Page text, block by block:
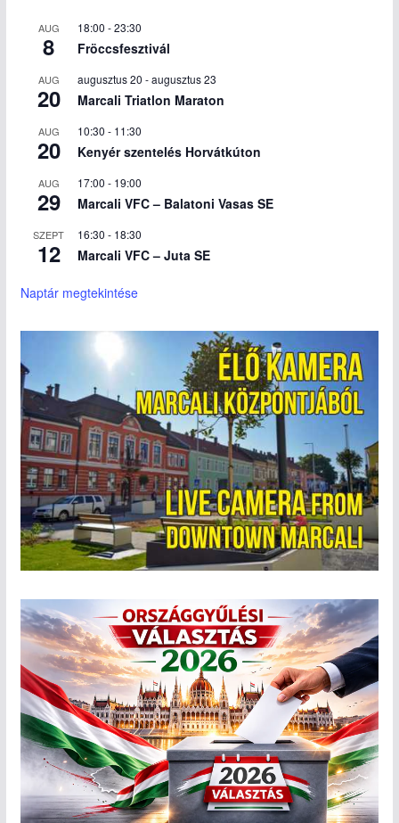
AUG
8
18:00 -23:30
Fröccsfesztivál
AUG
20
augusztus 20 -augusztus 23
Marcali Triatlon Maraton
AUG
20
10:30 - 11:30
Kenyér szentelés Horvátkúton
AUG
29
17:00 - 19:00
Marcali VFC – Balatoni Vasas SE
SZEPT
12
16:30 - 18:30
Marcali VFC – Juta SE
Naptár megtekintése